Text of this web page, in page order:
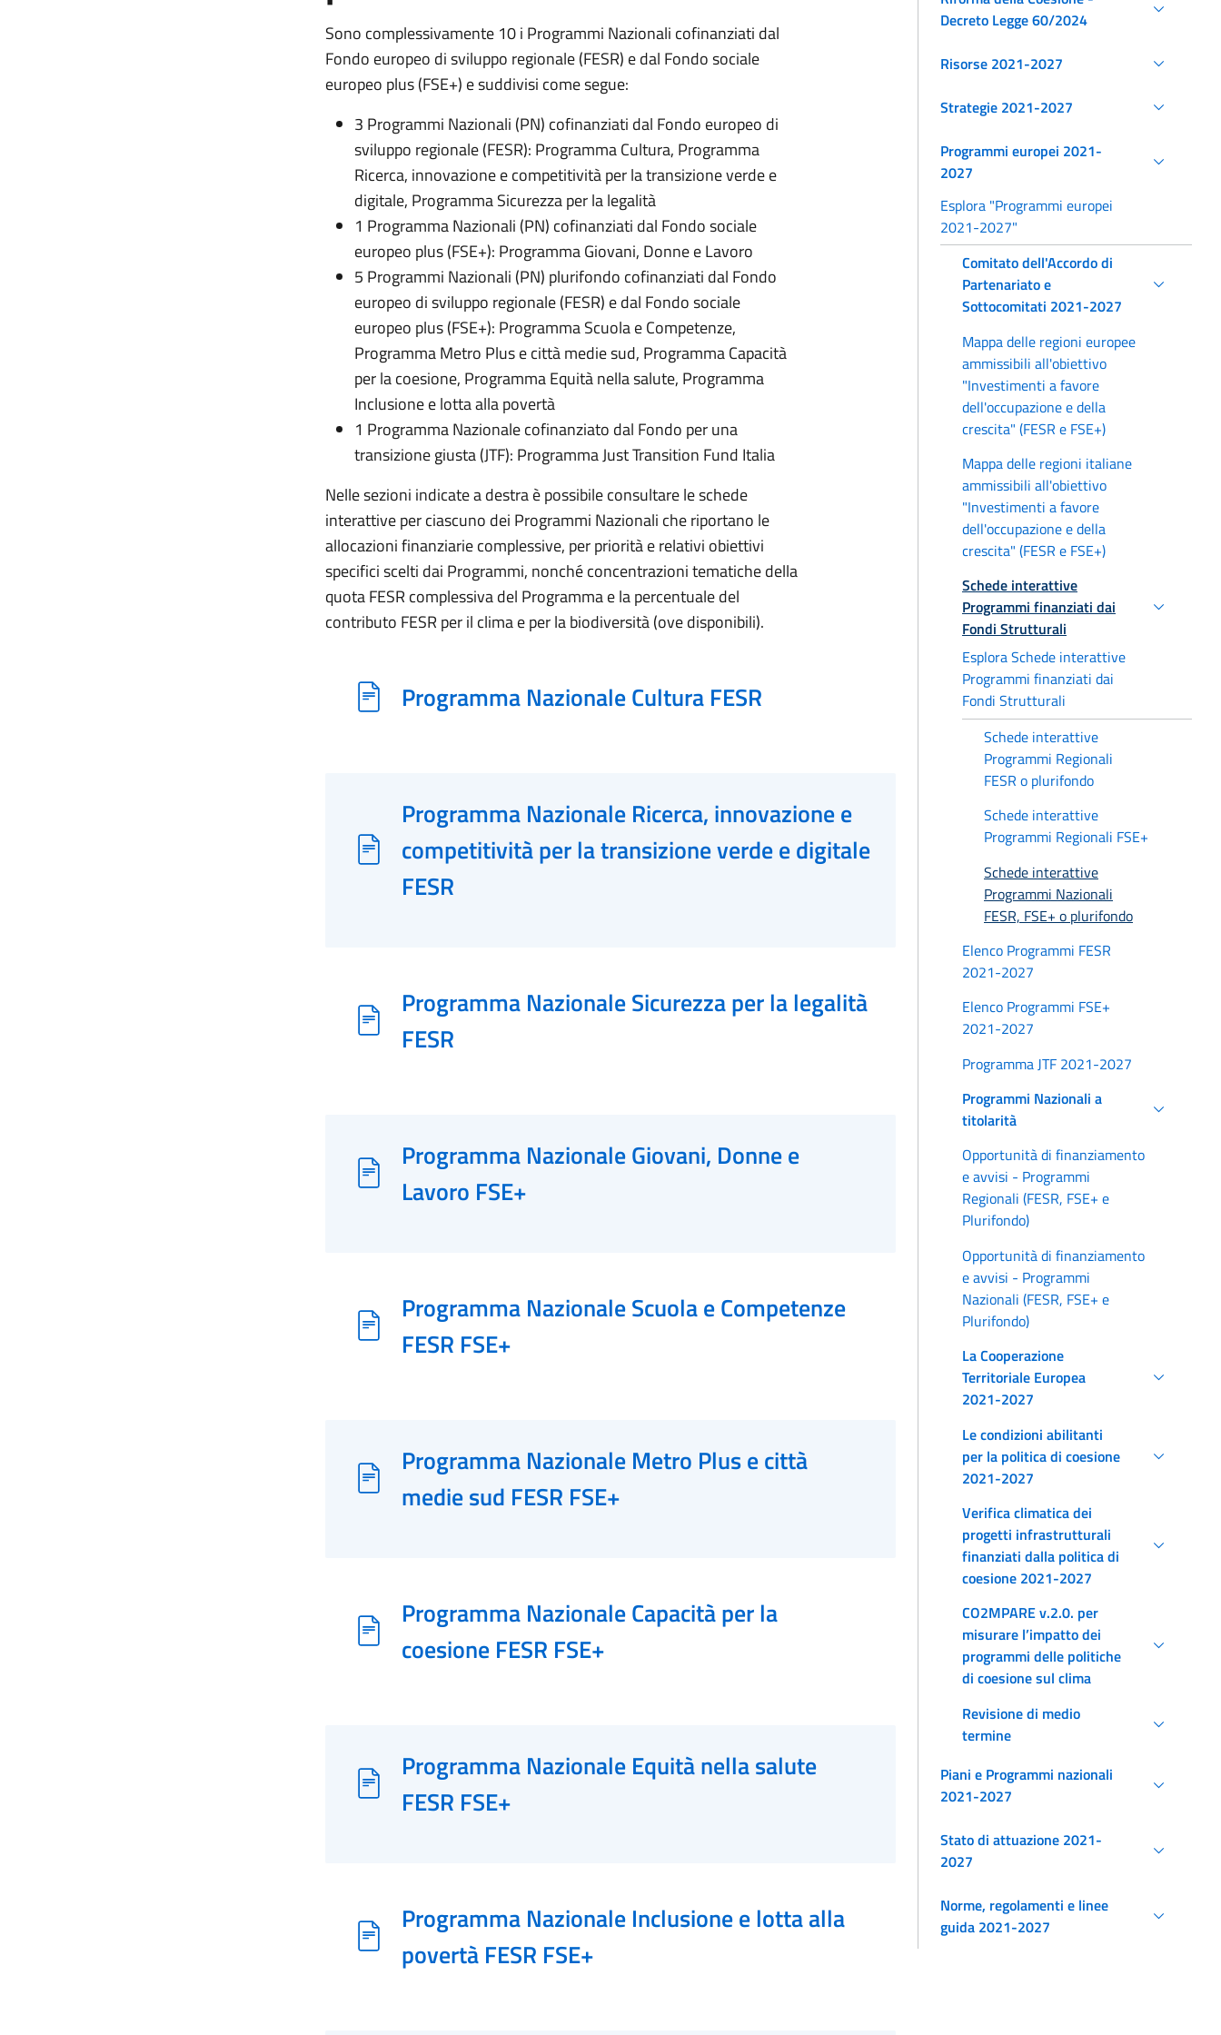
Sono complessivamente 10 i Programmi Nazionali cofinanziati dal
Fondo europeo di sviluppo regionale (FESR) edal Fondo sociale
europeo plus (FSE+) e suddivisi come segue:
3 Programmi Nazionali (PN) cofinanziati dal Fondo europeo di
sviluppo regionale (FESR): Programma Cultura, Programma
Ricerca, innovazione e competitività per la transizione verde e
digitale, Programma Sicurezza per la legalità
1 Programma Nazionali (PN) cofinanziati dal Fondo sociale
europeo plus (FSE+): Programma Giovani, Donne e Lavoro
5 Programmi Nazionali (PN) plurifondo cofinanziati dal Fondo
europeo di sviluppo regionale (FESR) e dal Fondo sociale
europeo plus (FSE+): ProgrammaScuola e Competenze,
Programma Metro Plus e città medie sud, Programma Capacità
per la coesione, Programma Equità nella salute, Programma
Inclusione e lotta alla povertà
1 Programma Nazionale cofinanziato dal Fondo per una
transizione giusta (JTF): Programma Just Transition Fund Italia
Nelle sezioni indicate a destra è possibile consultare le schede
interattive per ciascuno dei Programmi Nazionali che riportano le
allocazioni finanziarie complessive, per priorità e relativi obiettivi
specifici scelti dai Programmi, nonché concentrazioni tematiche della
quota FESR complessiva del Programma e la percentuale del
contributo FESR per il clima e per la biodiversità (ove disponibili).
Programma Nazionale Cultura FESR
Programma Nazionale Ricerca, innovazione e
competitività per la transizione verde e digitale
FESR
Programma Nazionale Sicurezza per la legalità
FESR
Programma Nazionale Giovani, Donne e
Lavoro FSE+
Programma Nazionale Scuola e Competenze
FESR FSE+
Programma Nazionale Metro Plus e città
medie sud FESR FSE+
Programma Nazionale Capacità per la
coesione FESR FSE+
Programma Nazionale Equità nella salute
FESR FSE+
Programma Nazionale Inclusione e lotta alla
povertà FESR FSE+
Decreto Legge 60/2024
Risorse 2021-2027
Strategie 2021-2027
Programmi europei 2021-
2027
Esplora "Programmi europei
2021-2027"
Comitato dell'Accordo di
Partenariato e
Sottocomitati 2021-2027
Mappa delle regioni europee
ammissibili all'obiettivo
"Investimenti a favore
dell'occupazione e della
crescita" (FESR e FSE+)
Mappa delle regioni italiane
ammissibili all'obiettivo
"Investimenti a favore
dell'occupazione e della
crescita" (FESR e FSE+)
Schede interattive
Programmi finanziati dai
Fondi Strutturali
Esplora Schede interattive
Programmi finanziati dai
Fondi Strutturali
Schede interattive
Programmi Regionali
FESR o plurifondo
Schede interattive
Programmi Regionali FSE+
Schede interattive
Programmi Nazionali
FESR, FSE+ o plurifondo
Elenco Programmi FESR
2021-2027
Elenco Programmi FSE+
2021-2027
Programma JTF 2021-2027
Programmi Nazionali a
titolarità
Opportunità di finanziamento
e avvisi - Programmi
Regionali (FESR, FSE+ e
Plurifondo)
Opportunità di finanziamento
e avvisi - Programmi
Nazionali (FESR, FSE+ e
Plurifondo)
La Cooperazione
Territoriale Europea
2021-2027
Le condizioni abilitanti
per la politica di coesione
2021-2027
Verifica climatica dei
progetti infrastrutturali
finanziati dalla politica di
coesione 2021-2027
CO2MPARE v.2.0. per
misurare l’impatto dei
programmi delle politiche
di coesione sul clima
Revisione di medio
termine
Piani e Programmi nazionali
2021-2027
Stato di attuazione 2021-
2027
Norme, regolamenti e linee
guida 2021-2027